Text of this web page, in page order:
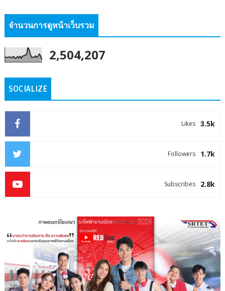
จำนวนการดูหน้าเว็บรวม
2,504,207
SOCIALIZE
3.5k
Likes
1.7k
Followers
2.8k
Subscribes